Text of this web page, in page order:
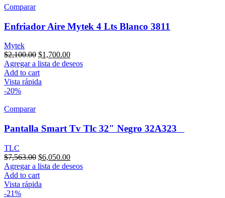
Comparar
Enfriador Aire Mytek 4 Lts Blanco 3811
Mytek
$2,100.00 $1,700.00
Agregar a lista de deseos
Add to cart
Vista rápida
-20%
Comparar
Pantalla Smart Tv Tlc 32″ Negro 32A323
TLC
$7,563.00 $6,050.00
Agregar a lista de deseos
Add to cart
Vista rápida
-21%